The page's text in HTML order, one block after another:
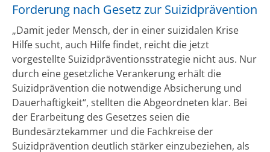
Forderung nach Gesetz zur Suizidprävention
„Damit jeder Mensch, der in einer suizidalen Krise
Hilfe sucht, auch Hilfe findet, reicht die jetzt
vorgestellte Suizidpräventionsstrategie nicht aus. Nur
durch eine gesetzliche Verankerung erhält die
Suizidprävention die notwendige Absicherung und
Dauerhaftigkeit“, stellten die Abgeordneten klar. Bei
der Erarbeitung des Gesetzes seien die
Bundesärztekammer und die Fachkreise der
Suizidprävention deutlich stärker einzubeziehen, als